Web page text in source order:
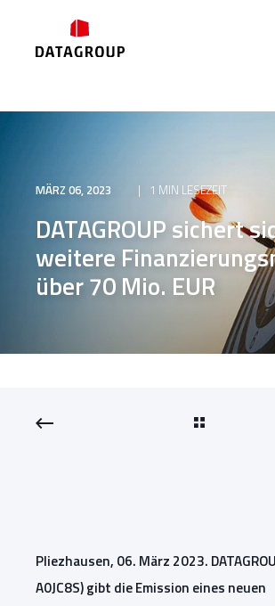
MÄRZ 06, 2023 1 MIN LESEZEIT
DATAGROUP sichert
weitere
über 70 Mio. EUR
Pliezhausen, 06. März 2023.
A0JC8S) gibt die Emission eines neuen